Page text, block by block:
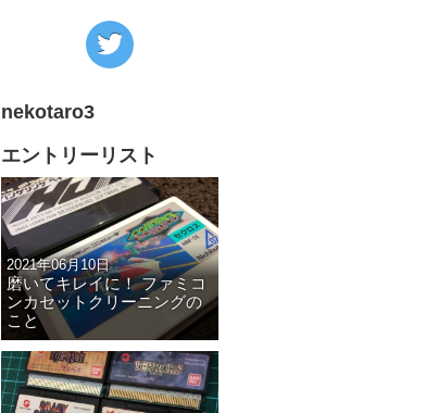
https://twitter.com/tee_suzuki
の
の
リ
ン
ク
nekotaro3
エントリーリスト
2021年06月10日
磨いてキレイに！ ファミコ
ンカセットクリーニングの
こと